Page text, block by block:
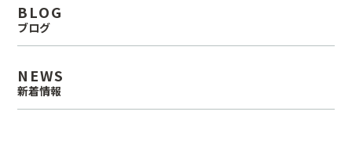
BLOG
ブログ
NEWS
新着情報